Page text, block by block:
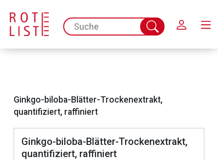
spc.search.input.placeholder
Suche
abschicken
Ginkgo-biloba-Blätter-Trockenextrakt,
quantifiziert, raffiniert
Ginkgo-biloba-Blätter-Trockenextrakt,
quantifiziert, raffiniert